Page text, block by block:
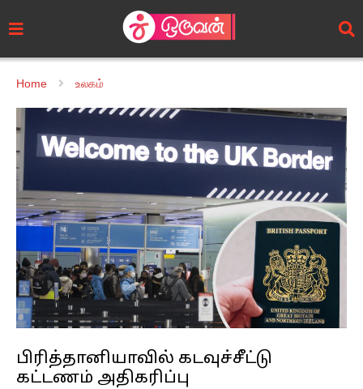
Home உலகம்
பிரித்தானியாவில் கடவுச்சீட்டு
கட்டணம் அதிகரிப்பு